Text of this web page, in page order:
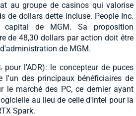
au groupe de casinos qui valorise
de dollars dette incluse. People Inc.
de MGM. Sa proposition
de 48,30 dollars par action doit être
de MGM.
pour l'ADR): le concepteur de puces
l'un des principaux bénéficiaires de
le marché des PC, ce dernier ayant
au lieu de celle d'Intel pour la
Spark.